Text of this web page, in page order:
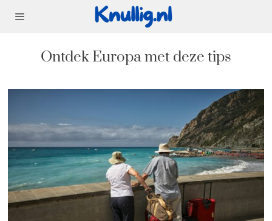
Ontdek Europa met deze tips